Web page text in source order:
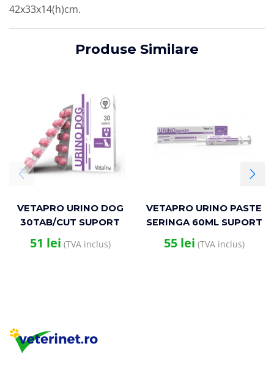
42x33x14(h)cm.
Produse Similare
VETAPRO URINO DOG
30TAB/CUT SUPORT
URINAR CAINI
51 lei (TVA inclus)
VETAPRO URINO PASTE
SERINGA 60ML SUPORT
URINAR CAINI SI PISICI
55 lei (TVA inclus)